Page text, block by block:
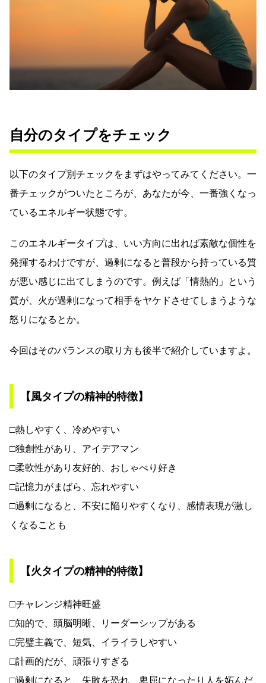
自分のタイプをチェック
以下のタイプ別チェックをまずはやってみてください。一
番チェックがついたところが、あなたが今、一番強くなっ
ているエネルギー状態です。
このエネルギータイプは、いい方向に出れば素敵な個性を
発揮するわけですが、過剰になると普段から持っている質
が悪い感じに出てしまうのです。例えば「情熱的」という
質が、火が過剰になって相手をヤケドさせてしまうような
怒りになるとか。
今回はそのバランスの取り方も後半で紹介していますよ。
【風タイプの精神的特徴】
□熱しやすく、冷めやすい
□独創性があり、アイデアマン
□柔軟性があり友好的、おしゃべり好き
□記憶力がまばら、忘れやすい
□過剰になると、不安に陥りやすくなり、感情表現が激し
くなることも
【火タイプの精神的特徴】
□チャレンジ精神旺盛
□知的で、頭脳明晰、リーダーシップがある
□完璧主義で、短気、イライラしやすい
□計画的だが、頑張りすぎる
□過剰になると、失敗を恐れ、卑屈になったり人を妬んだ